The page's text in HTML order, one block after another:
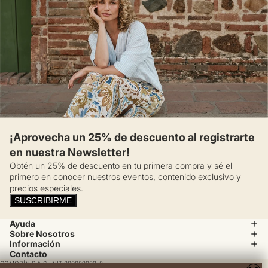
¡Aprovecha un 25% de descuento al registrarte
en nuestra Newsletter!
Obtén un 25% de descuento en tu primera compra y sé el
primero en conocer nuestros eventos, contenido exclusivo y
precios especiales.
SUSCRIBIRME
Ayuda
Sobre Nosotros
Información
Contacto
COMODÍN S.A.S / NIT:800069933-6